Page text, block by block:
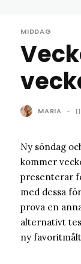
MIDDAG
MARIA -
Ny söndag
kommer
presenterar
med dessa
prova en
alternativt
ny